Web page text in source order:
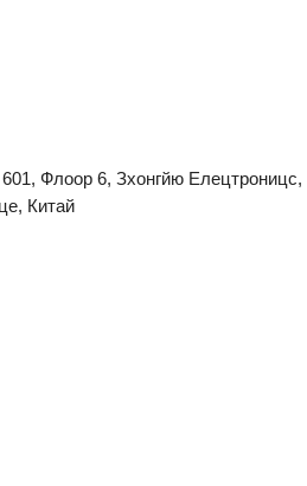
Флоор 6, Зхонгйю
Китай